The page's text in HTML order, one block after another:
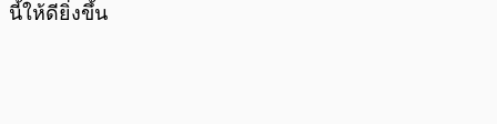
นี้ให้ดียิ่งขึ้น